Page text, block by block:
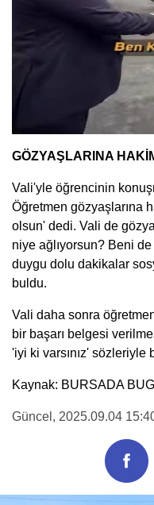
GÖZYAŞLARINA
Vali'yle öğrencinin
Öğretmen gözyaşlarına
olsun' dedi. Vali de
niye ağlıyorsun? Beni
duygu dolu dakikalar
buldu.
Vali daha sonra
bir başarı belgesi
'iyi ki varsınız' sözleriyle
Kaynak: BURSADA
Güncel , 2025.09.04